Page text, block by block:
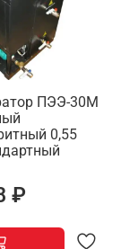
ПЭЭ-30М
0,55
₽